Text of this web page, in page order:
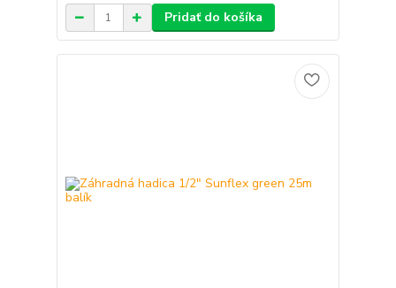
Pridať do košíka